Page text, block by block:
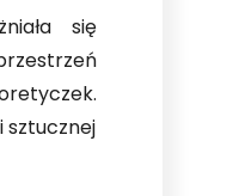
się
sztucznej